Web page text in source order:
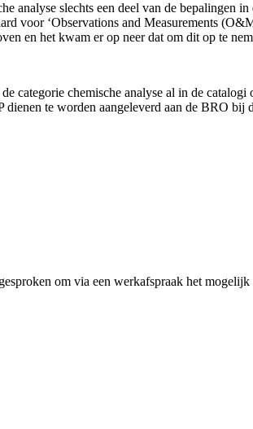
slechts een deel van de bepalingen
voor ‘Observations and Measurements
en het kwam er op neer dat om dit op te
categorie chemische analyse al in de
te worden aangeleverd aan de BRO
om via een werkafspraak het